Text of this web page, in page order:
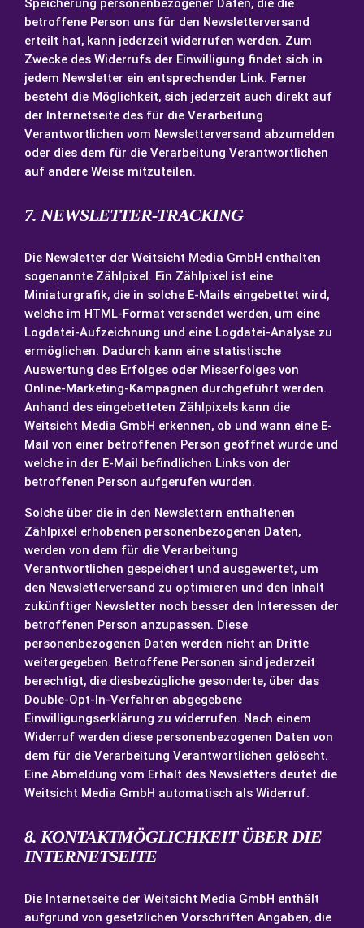
Speicherung personenbezogener Daten, die die
betroffene Person uns für den Newsletterversand
erteilt hat, kann jederzeit widerrufen werden. Zum
Zwecke des Widerrufs der Einwilligung findet sich in
jedem Newsletter ein entsprechender Link. Ferner
besteht die Möglichkeit, sich jederzeit auch direkt auf
der Internetseite des für die Verarbeitung
Verantwortlichen vom Newsletterversand abzumelden
oder dies dem für die Verarbeitung Verantwortlichen
auf andere Weise mitzuteilen.
7. NEWSLETTER-TRACKING
Die Newsletter der Weitsicht Media GmbH enthalten
sogenannte Zählpixel. Ein Zählpixel ist eine
Miniaturgrafik, die in solche E-Mails eingebettet wird,
welche im HTML-Format versendet werden, um eine
Logdatei-Aufzeichnung und eine Logdatei-Analyse zu
ermöglichen. Dadurch kann eine statistische
Auswertung des Erfolges oder Misserfolges von
Online-Marketing-Kampagnen durchgeführt werden.
Anhand des eingebetteten Zählpixels kann die
Weitsicht Media GmbH erkennen, ob und wann eine E-
Mail von einer betroffenen Person geöffnet wurde und
welche in der E-Mail befindlichen Links von der
betroffenen Person aufgerufen wurden.
Solche über die in den Newslettern enthaltenen
Zählpixel erhobenen personenbezogenen Daten,
werden von dem für die Verarbeitung
Verantwortlichen gespeichert und ausgewertet, um
den Newsletterversand zu optimieren und den Inhalt
zukünftiger Newsletter noch besser den Interessen der
betroffenen Person anzupassen. Diese
personenbezogenen Daten werden nicht an Dritte
weitergegeben. Betroffene Personen sind jederzeit
berechtigt, die diesbezügliche gesonderte, über das
Double-Opt-In-Verfahren abgegebene
Einwilligungserklärung zu widerrufen. Nach einem
Widerruf werden diese personenbezogenen Daten von
dem für die Verarbeitung Verantwortlichen gelöscht.
Eine Abmeldung vom Erhalt des Newsletters deutet die
Weitsicht Media GmbH automatisch als Widerruf.
8. KONTAKTMÖGLICHKEIT ÜBER DIE
INTERNETSEITE
Die Internetseite der Weitsicht Media GmbH enthält
aufgrund von gesetzlichen Vorschriften Angaben, die